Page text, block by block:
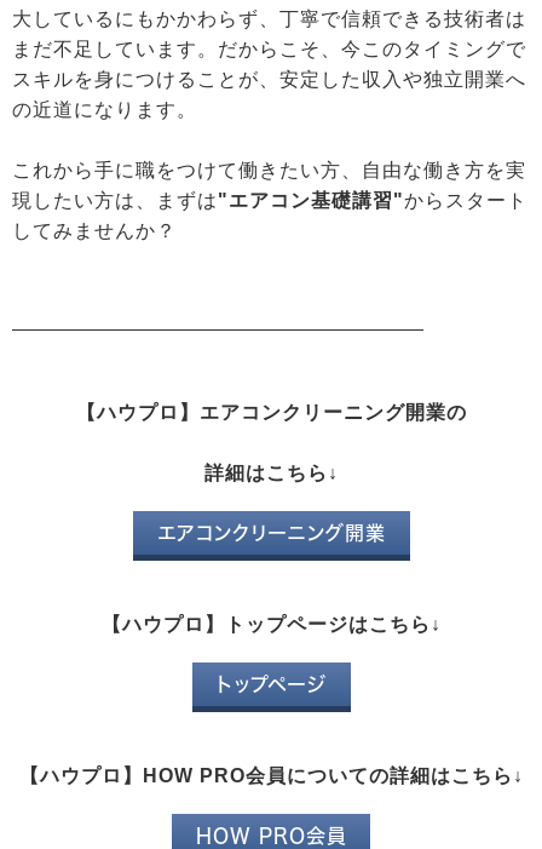
大しているにもかかわらず、丁寧で信頼できる技術者は
まだ不足しています。だからこそ、今このタイミングで
スキルを身につけることが、安定した収入や独立開業へ
の近道になります。
これから手に職をつけて働きたい方、自由な働き方を実
現したい方は、まずは"エアコン基礎講習"からスタート
してみませんか？
【ハウプロ】エアコンクリーニング開業の
詳細はこちら↓
エアコンクリーニング開業
【ハウプロ】トップページはこちら↓
トップページ
【ハウプロ】HOW PRO会員についての詳細はこちら↓
HOW PRO会員